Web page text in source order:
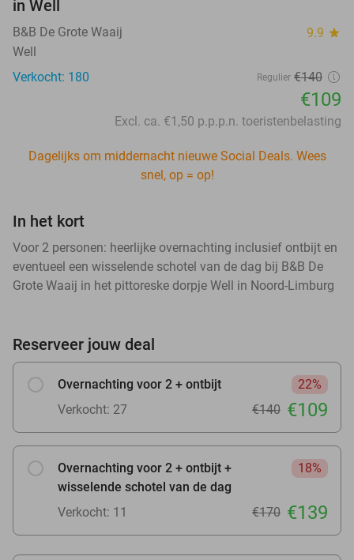
in Well
B&B De Grote Waaij 9.9 star
Well
Verkocht: 180
Regulier €140
€109
Excl. ca. €1,50 p.p.p.n. toeristenbelasting
Dagelijks om middernacht nieuwe Social Deals. Wees
snel, op = op!
In het kort
Voor 2 personen: heerlijke overnachting inclusief ontbijt en
eventueel een wisselende schotel van de dag bij B&B De
Grote Waaij in het pittoreske dorpje Well in Noord-Limburg
Reserveer jouw deal
Overnachting voor 2 + ontbijt
22%
Verkocht: 27
€140 €109
Overnachting voor 2 + ontbijt +
wisselende schotel van de dag
18%
Verkocht: 11 €170 €139